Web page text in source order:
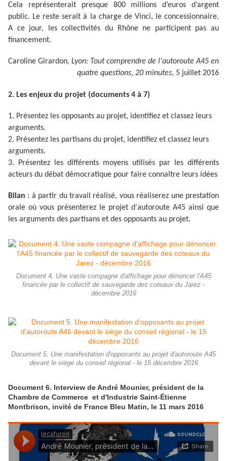
Cela représenterait presque 800 millions d’euros d’argent
public. Le reste serait à la charge de Vinci, le concessionnaire.
A ce jour, les collectivités du Rhône ne participent pas au
financement.
Caroline Girardon, Lyon: Tout comprendre de l'autoroute A45 en
quatre questions, 20 minutes, 5 juillet 2016
2. Les enjeux du projet (documents 4 à 7)
1. Présentez les opposants au projet, identifiez et classez leurs
arguments.
2. Présentez les partisans du projet, identifiez et classez leurs
arguments.
3. Présentez les différents moyens utilisés par les différents
acteurs du débat démocratique pour faire connaître leurs idées
Bilan : à partir du travail réalisé, vous réaliserez une prestation
orale où vous présenterez le projet d'autoroute A45 ainsi que
les arguments des partisans et des opposants au projet.
Document 4. Une vaste compagne d'affichage pour dénoncer l'A45
financée par le collectif de sauvegarde des coteaux du Jarez -
décembre 2016
Document 5. Une manifestation d'opposants au projet d'autoroute A45
devant le siège du conseil régional - le 15 décembre 2016
Document 6. Interview de André Mounier, président de la
Chambre de Commerce et d'Industrie Saint-Étienne
Montbrison, invité de France Bleu Matin, le 11 mars 2016